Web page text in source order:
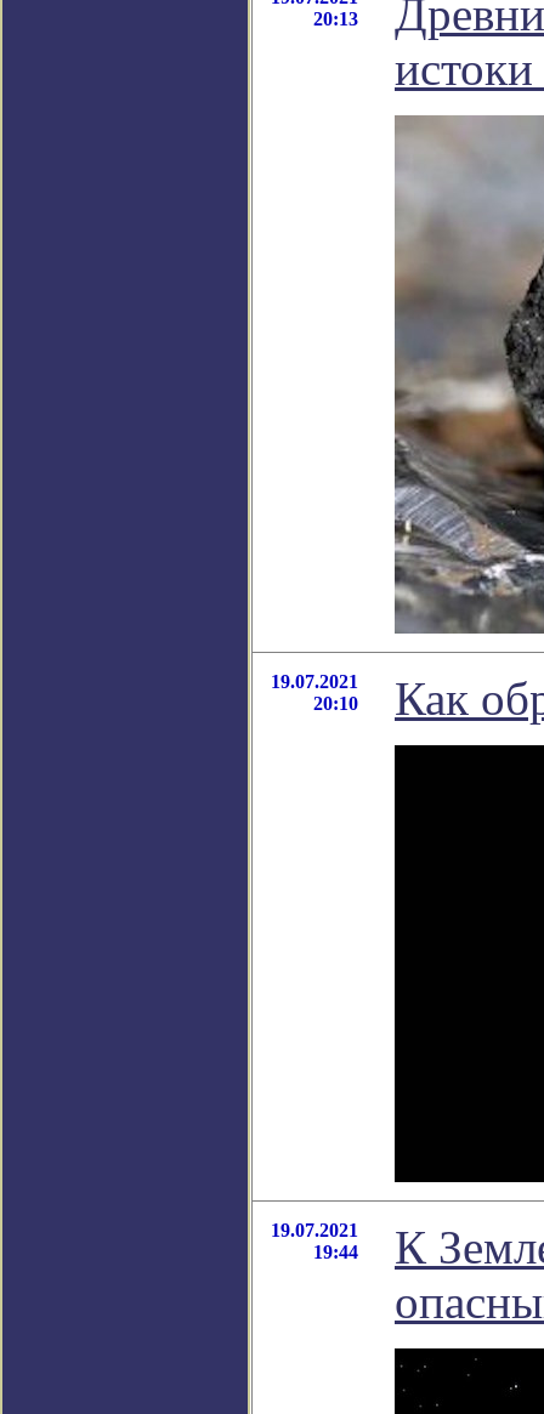
20:13
19.07.2021
20:10
Как
19.07.2021
19:44
К